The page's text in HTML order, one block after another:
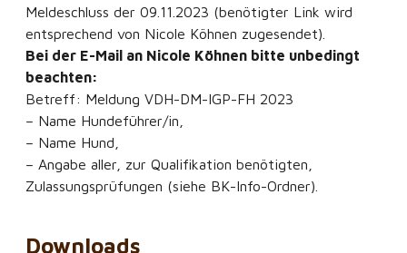
Meldeschluss der 09.11.2023 (benötigter Link wird
entsprechend von Nicole Köhnen zugesendet).
Bei der E-Mail an Nicole Köhnen bitte unbedingt
beachten:
Betreff: Meldung VDH-DM-IGP-FH 2023
– Name Hundeführer/in,
– Name Hund,
– Angabe aller, zur Qualifikation benötigten,
Zulassungsprüfungen (siehe BK-Info-Ordner).
Downloads